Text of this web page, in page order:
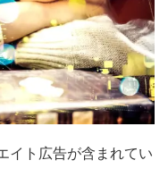
イト広告が含まれてい